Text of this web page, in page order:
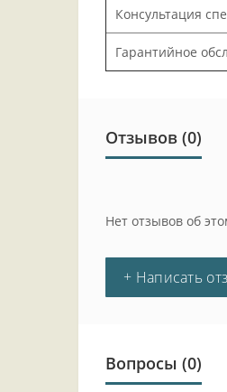
Консультация
Гарантийное
Отзывов (0)
Нет отзывов об
+ Написать
Вопросы (0)